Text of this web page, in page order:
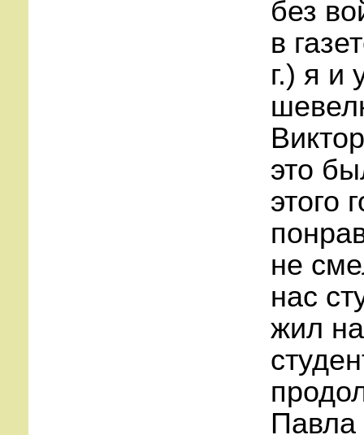
без
в
г.) я и
это
этого
не
нас
жил
Павла